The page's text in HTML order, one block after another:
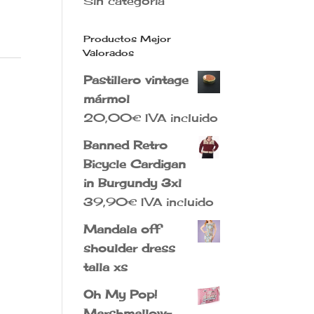
Productos Mejor
Valorados
Pastillero vintage
mármol
20,00€ IVA incluido
Banned Retro
Bicycle Cardigan
in Burgundy 3xl
39,90€ IVA incluido
Mandala off
shoulder dress
talla xs
Oh My Pop!